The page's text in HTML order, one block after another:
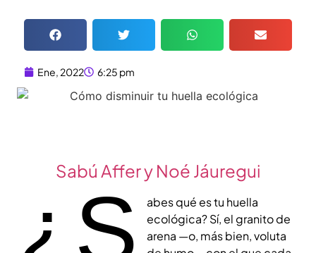
Ene, 2022 6:25 pm
Sabú Affer y Noé Jáuregui
¿S
abes qué es tu huella
ecológica? Sí, el granito de
arena —o, más bien, voluta